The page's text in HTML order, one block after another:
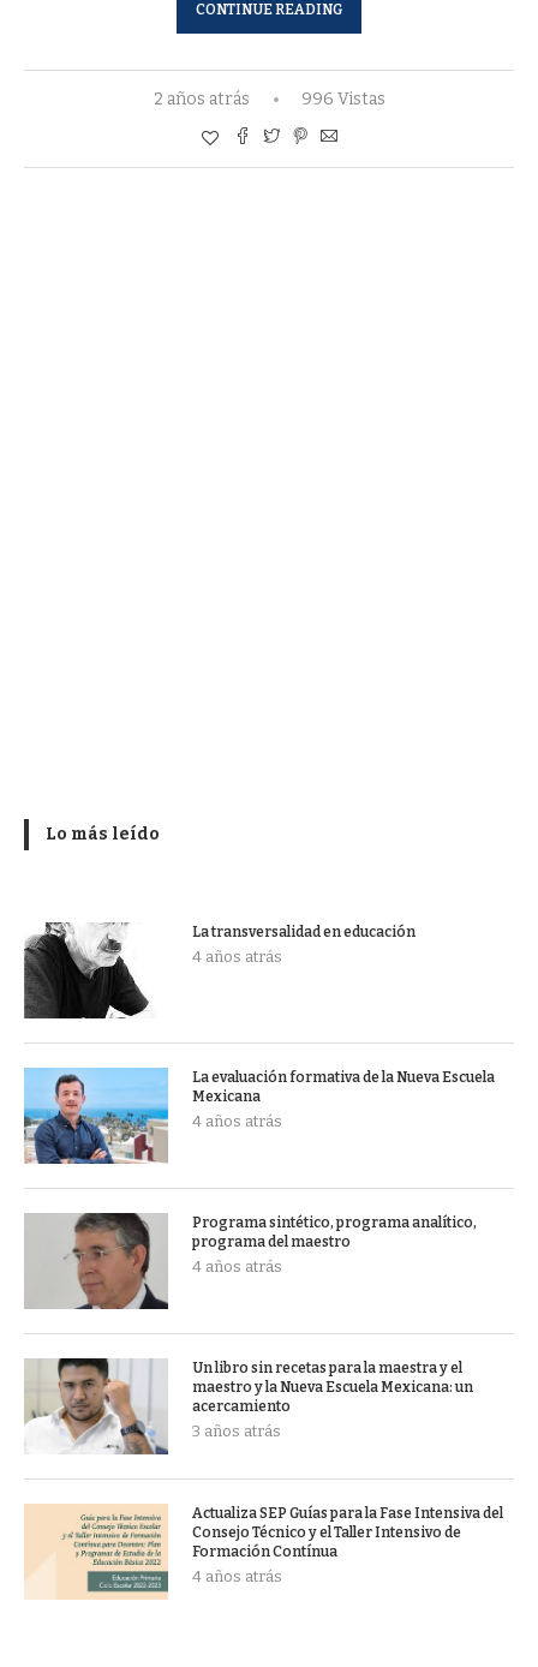
CONTINUE READING
2 años atrás 996 Vistas
Lo más leído
La transversalidad en educación
4 años atrás
La evaluación formativa de la Nueva Escuela
Mexicana
4 años atrás
Programa sintético, programa analítico,
programa del maestro
4 años atrás
Un libro sin recetas para la maestra y el
maestro y la Nueva Escuela Mexicana: un
acercamiento
3 años atrás
Actualiza SEP Guías para la Fase Intensiva del
Consejo Técnico y el Taller Intensivo de
Formación Contínua
4 años atrás